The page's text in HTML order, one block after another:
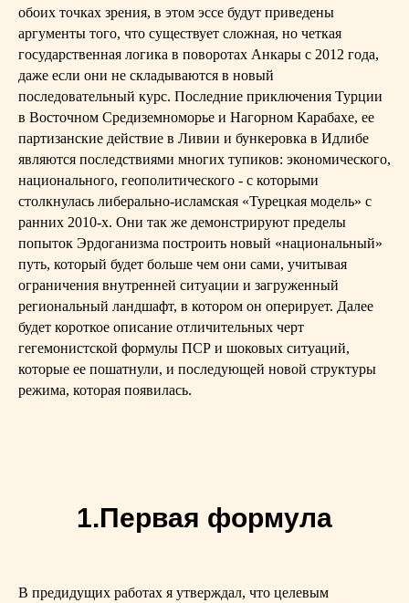
обоих точках зрения, в этом эссе будут приведены
аргументы того, что существует сложная, но четкая
государственная логика в поворотах Анкары с 2012 года,
даже если они не складываются в новый
последовательный курс. Последние приключения Турции
в Восточном Средиземноморье и Нагорном Карабахе, ее
партизанские действие в Ливии и бункеровка в Идлибе
являются последствиями многих тупиков: экономического,
национального, геополитического - с которыми
столкнулась либерально-исламская «Турецкая модель» с
ранних 2010-х. Они так же демонстрируют пределы
попыток Эрдоганизма построить новый «национальный»
путь, который будет больше чем они сами, учитывая
ограничения внутренней ситуации и загруженный
региональный ландшафт, в котором он оперирует. Далее
будет короткое описание отличительных черт
гегемонистской формулы ПСР и шоковых ситуаций,
которые ее пошатнули, и последующей новой структуры
режима, которая появилась.
1.Первая формула
В предидущих работах я утверждал, что целевым